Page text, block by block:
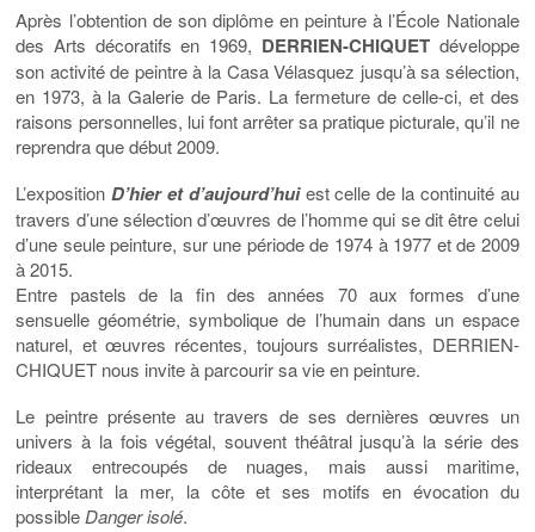
Après l’obtention de son diplôme en peinture à l’École Nationale
des Arts décoratifs en 1969, DERRIEN-CHIQUETdéveloppe
son activité de peintre à la Casa Vélasquez jusqu’à sa sélection,
en 1973, à la Galerie de Paris. La fermeture de celle-ci, et des
raisons personnelles, lui font arrêter sa pratique picturale, qu’il ne
reprendra que début 2009.
L’exposition D’hier et d’aujourd’huiest celle de la continuité au
travers d’une sélection d’œuvres de l’homme qui se dit être celui
d’une seule peinture, sur une période de 1974 à 1977 et de 2009
à 2015.
Entre pastels de la fin des années 70 aux formes d’une
sensuelle géométrie, symbolique de l’humain dans un espace
naturel, et œuvres récentes, toujours surréalistes, DERRIEN-
CHIQUET nous invite à parcourir sa vie en peinture.
Le peintre présente au travers de ses dernières œuvres un
univers à la fois végétal, souvent théâtral jusqu’à la série des
rideaux entrecoupés de nuages, mais aussi maritime,
interprétant la mer, la côte et ses motifs en évocation du
possible Danger isolé.